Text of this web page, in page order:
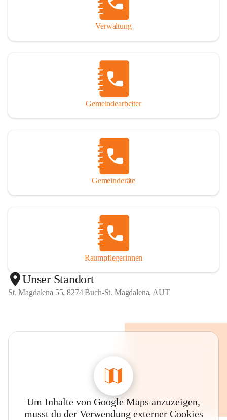
Verwaltung
Gemeindearbeiter
Gemeinderäte
Raumpflegerinnen
Unser Standort
St. Magdalena 55, 8274 Buch-St. Magdalena, AUT
Um Inhalte von Google Maps anzuzeigen,
musst du der Verwendung externer Cookies